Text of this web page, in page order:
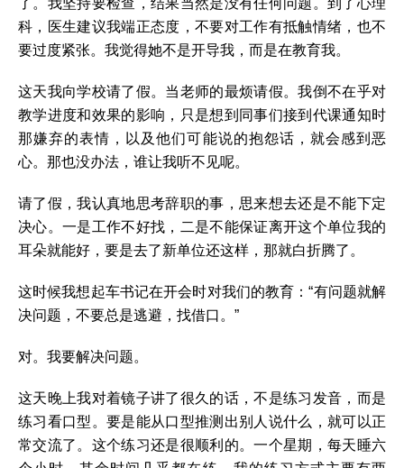
科，医生建议我端正态度，不要对工作有抵触情绪，也不
要过度紧张。我觉得她不是开导我，而是在教育我。
这天我向学校请了假。当老师的最烦请假。我倒不在乎对
教学进度和效果的影响，只是想到同事们接到代课通知时
那嫌弃的表情，以及他们可能说的抱怨话，就会感到恶
心。那也没办法，谁让我听不见呢。
请了假，我认真地思考辞职的事，思来想去还是不能下定
决心。一是工作不好找，二是不能保证离开这个单位我的
耳朵就能好，要是去了新单位还这样，那就白折腾了。
这时候我想起车书记在开会时对我们的教育：“有问题就解
决问题，不要总是逃避，找借口。”
对。我要解决问题。
这天晚上我对着镜子讲了很久的话，不是练习发音，而是
练习看口型。要是能从口型推测出别人说什么，就可以正
常交流了。这个练习还是很顺利的。一个星期，每天睡六